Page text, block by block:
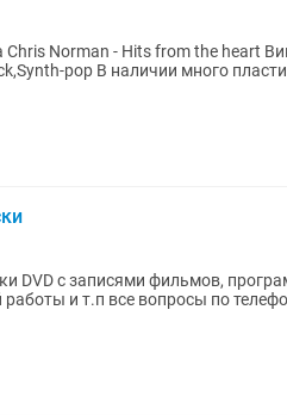
DVD с записями фильмов,
и т.п все вопросы по